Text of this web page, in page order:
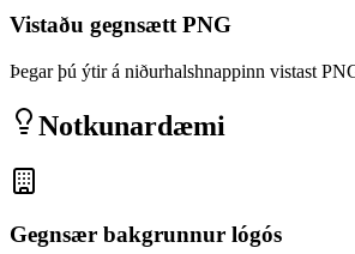
Vistaðu gegnsætt PNG
Þegar þú ýtir á niðurhalshnappinn vistast
Notkunardæmi
Gegnsær bakgrunnur lógós